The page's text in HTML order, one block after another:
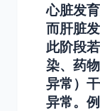
心脏发
而肝脏
此阶段
染、药
异常）
异常。